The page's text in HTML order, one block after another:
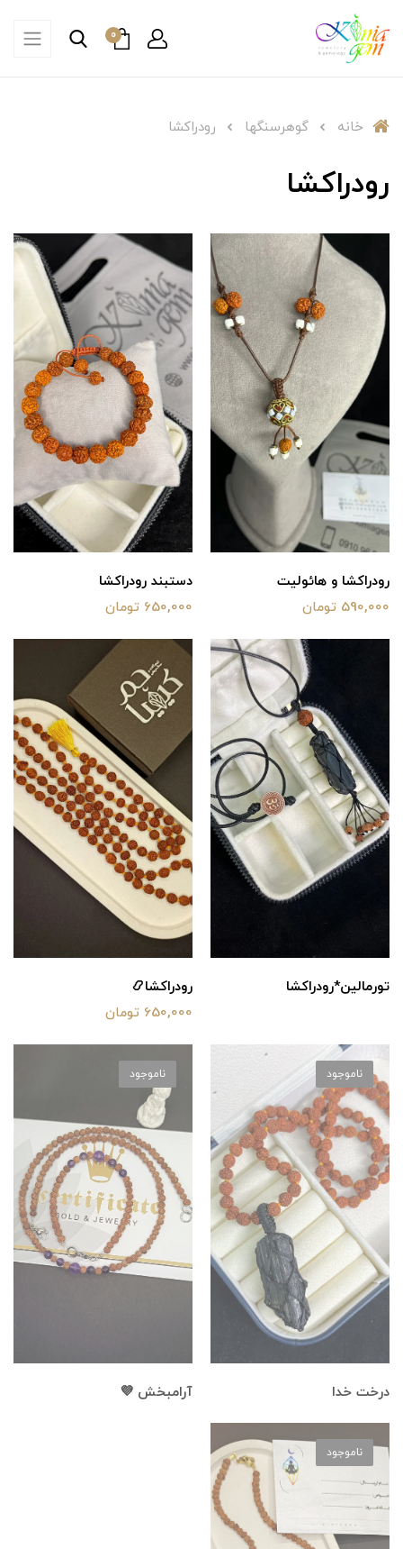
0
خانه گوهرسنگها رودراکشا
رودراکشا
رودراکشا و هائولیت
590,000 تومان
دستبند رودراکشا
650,000 تومان
تورمالین*رودراکشا
رودراکشا📿
650,000 تومان
درخت خدا
ناموجود
آرامبخش 💜
ناموجود
ناموجود